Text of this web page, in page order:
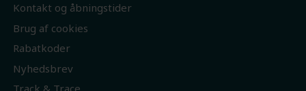
Kontakt og åbningstider
Brug af cookies
Rabatkoder
Nyhedsbrev
Track & Trace